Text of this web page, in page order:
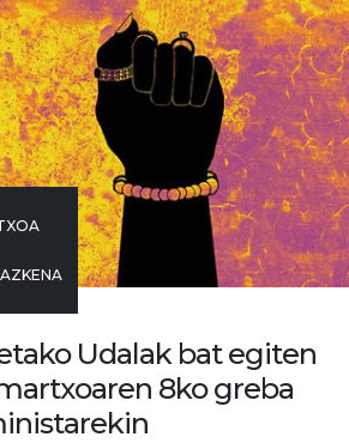
Udalak bat egiten
8ko greba